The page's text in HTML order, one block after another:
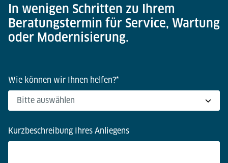
In wenigen Schritten zu Ihrem
Beratungstermin für Service, Wartung
oder Modernisierung.
Wie können wir Ihnen helfen?*
Kurzbeschreibung Ihres Anliegens